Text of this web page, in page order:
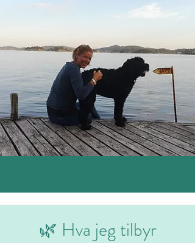
🌿 Hva jeg tilbyr